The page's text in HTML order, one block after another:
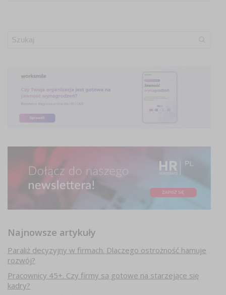
Najnowsze artykuły
Paraliż decyzyjny w firmach. Dlaczego ostrożność hamuje
rozwój?
Pracownicy 45+. Czy firmy są gotowe na starzejące się
kadry?